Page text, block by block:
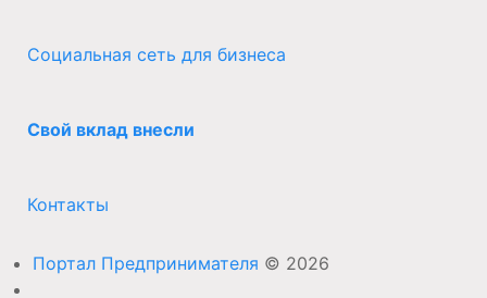
Социальная сеть для бизнеса
Свой вклад внесли
Контакты
Портал Предпринимателя © 2026